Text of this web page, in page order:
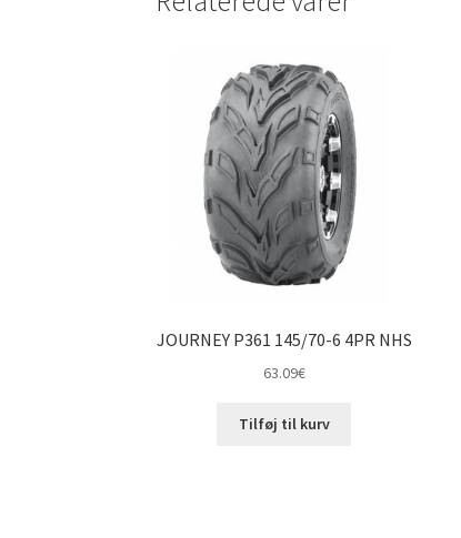
JOURNEY P361 145/70-6 4PR NHS
63.09€
Tilføj til kurv